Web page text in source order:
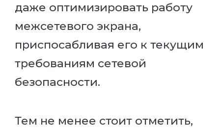
даже оптимизировать работу
межсетевого экрана,
приспосабливая его к текущим
требованиям сетевой
безопасности.
Тем не менее стоит отметить,